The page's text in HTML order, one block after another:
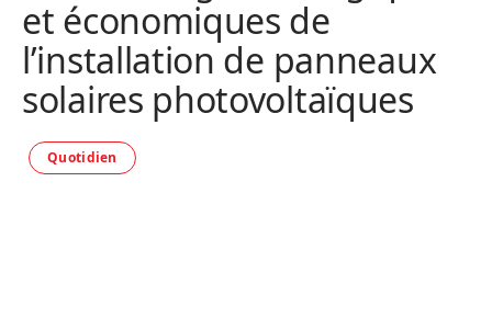
et économiques de
l’installation de panneaux
solaires photovoltaïques
Quotidien